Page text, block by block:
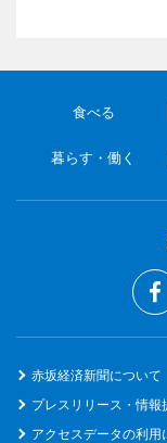
食べる
暮らす・働く
赤坂経済新聞について
プレスリリース・情報
アクセスデータの利用